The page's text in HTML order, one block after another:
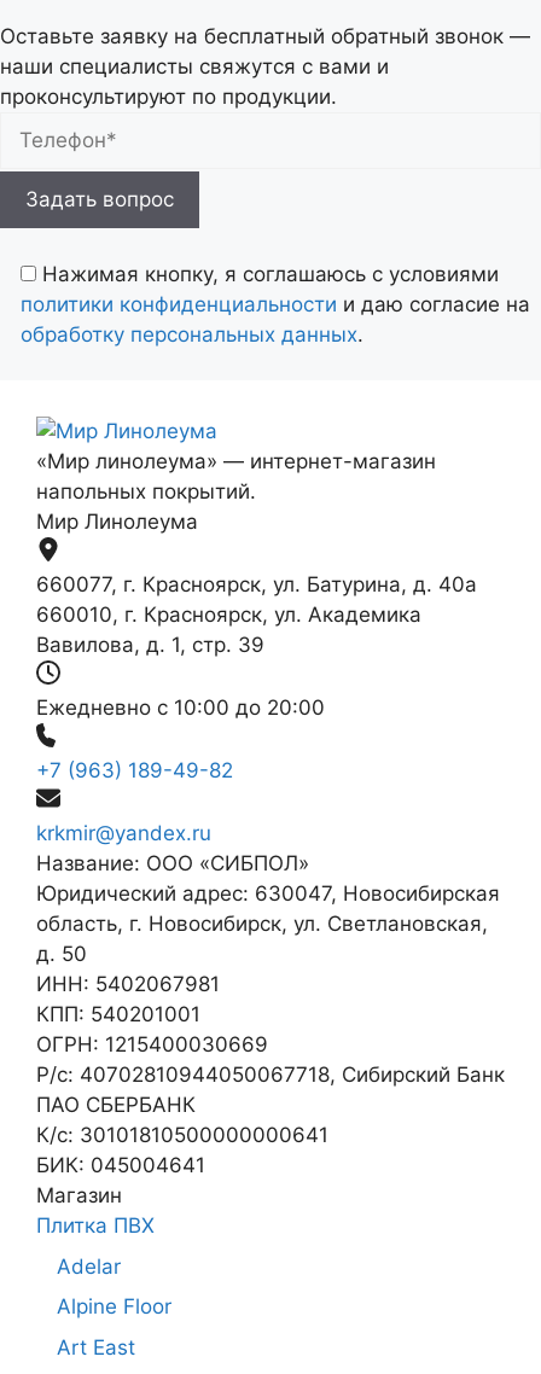
Оставьте заявку на бесплатный обратный звонок —
наши специалисты свяжутся с вами и
проконсультируют по продукции.
Оставьте
пустым.
Нажимая кнопку, я соглашаюсь с условиями
политики конфиденциальности и даю согласие на
обработку персональных данных.
«Мир линолеума» — интернет-магазин
напольных покрытий.
Мир Линолеума
660077, г. Красноярск, ул. Батурина, д. 40а
660010, г. Красноярск, ул. Академика
Вавилова, д. 1, стр. 39
Ежедневно с 10:00 до 20:00
+7 (963) 189-49-82
krkmir@yandex.ru
Название: ООО «СИБПОЛ»
Юридический адрес: 630047, Новосибирская
область, г. Новосибирск, ул. Светлановская,
д. 50
ИНН: 5402067981
КПП: 540201001
ОГРН: 1215400030669
Р/с: 40702810944050067718, Сибирский Банк
ПАО СБЕРБАНК
К/с: 30101810500000000641
БИК: 045004641
Магазин
Плитка ПВХ
Adelar
Alpine Floor
Art East